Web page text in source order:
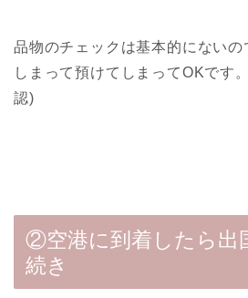
品物のチェックは基本的にないの
しまって預けてしまってOKです
認)
②空港に到着したら出
続き